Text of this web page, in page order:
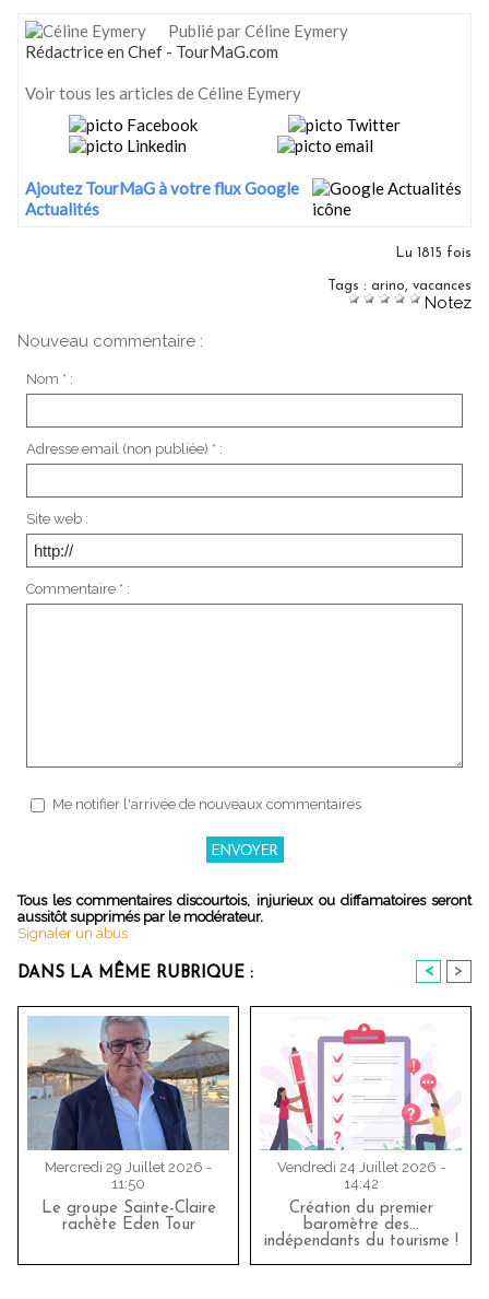
Publié par Céline Eymery
Rédactrice en Chef - TourMaG.com
Voir tous les articles de Céline Eymery
Ajoutez TourMaG à votre flux Google
Actualités
Lu 1815 fois
Tags : arino vacances
Notez
Nouveau commentaire :
Nom * :
Adresse email (non publiée) * :
Site web :
Commentaire * :
Me notifier l'arrivée de nouveaux commentaires
Tous les commentaires discourtois, injurieux ou diffamatoires seront
aussitôt supprimés par le modérateur.
Signaler un abus
DANS LA MÊME RUBRIQUE : < >
Mercredi 29 Juillet 2026 -
11:50
Le groupe Sainte-Claire
rachète Eden Tour
Vendredi 24 Juillet 2026 -
14:42
Création du premier
baromètre des…
indépendants du tourisme !